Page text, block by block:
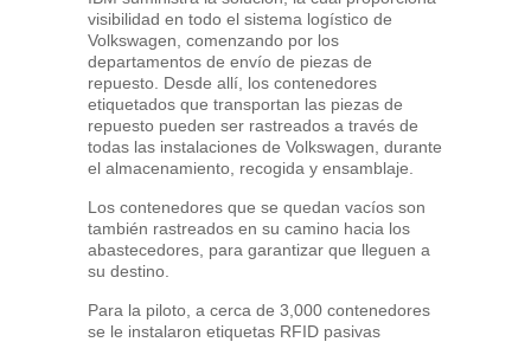
visibilidad en todo el sistema logístico de
Volkswagen, comenzando por los
departamentos de envío de piezas de
repuesto. Desde allí, los contenedores
etiquetados que transportan las piezas de
repuesto pueden ser rastreados a través de
todas las instalaciones de Volkswagen, durante
el almacenamiento, recogida y ensamblaje.
Los contenedores que se quedan vacíos son
también rastreados en su camino hacia los
abastecedores, para garantizar que lleguen a
su destino.
Para la piloto, a cerca de 3,000 contenedores
se le instalaron etiquetas RFID pasivas